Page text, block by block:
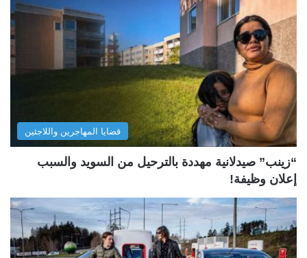
قضايا المهاجرين واللاجئين
“زينب” صيدلانية مهددة بالترحيل من السويد والسبب
إعلان وظيفة!